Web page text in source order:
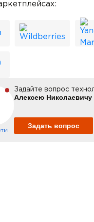
Задайте вопрос
Алексею Николаевичу
Задать вопрос